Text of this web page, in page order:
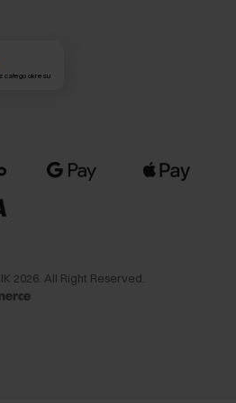
z całego okresu
2026 . All Right Reserved.